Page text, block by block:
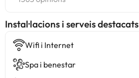
Instal·lacions i serveis destacats
Wifi i Internet
Spa i benestar